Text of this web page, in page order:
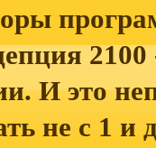
2100
И это
не с 1 и